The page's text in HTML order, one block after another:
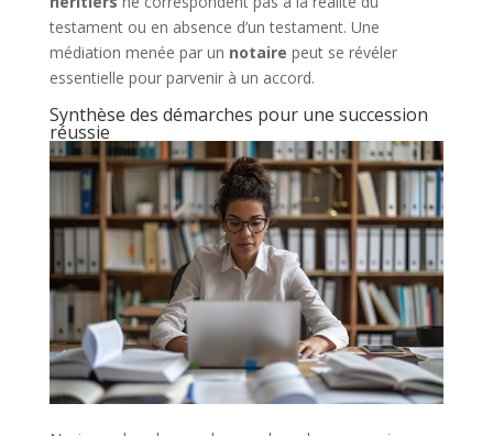
testament ou en absence d’un testament. Une
médiation menée par un notaire peut se révéler
essentielle pour parvenir à un accord.
Synthèse des démarches pour une succession
réussie